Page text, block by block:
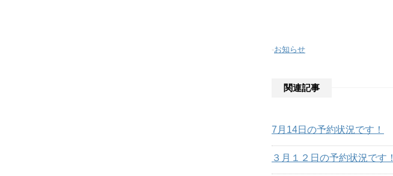
-お知らせ
関連記事
7月14日の予約状況です！
３月１２日の予約状況です！